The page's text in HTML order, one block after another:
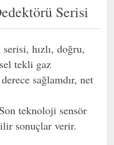
Serisi
hızlı, doğru,
tekli gaz
sağlamdır, net
teknoloji sensör
sonuçlar verir.